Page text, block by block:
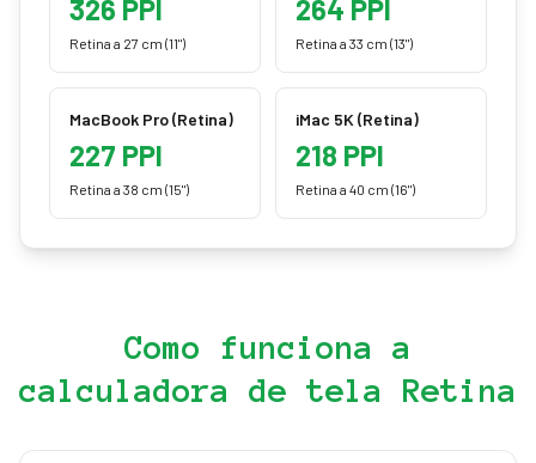
326 PPI
Retina a 27 cm (11")
264 PPI
Retina a 33 cm (13")
MacBook Pro (Retina)
227 PPI
Retina a 38 cm (15")
iMac 5K (Retina)
218 PPI
Retina a 40 cm (16")
Como funciona a
calculadora de tela Retina